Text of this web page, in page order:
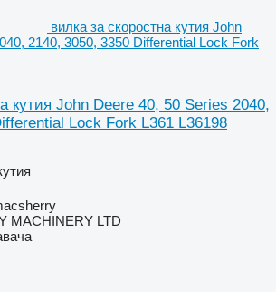
вилка за скоростна кутия John
2140, 3050, 3350 Differential Lock Fork
кутия John Deere 40, 50 Series 2040,
Lock Fork L361 L36198
MACHINERY LTD